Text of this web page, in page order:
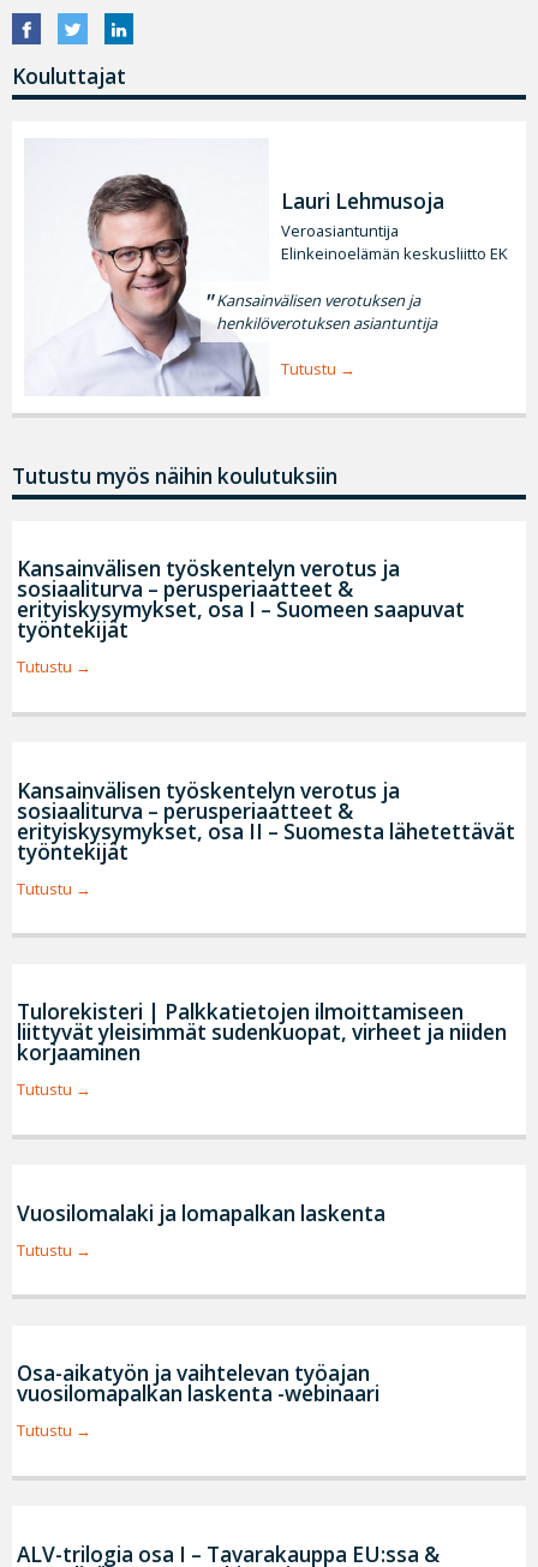
Kouluttajat
Lauri Lehmusoja
Veroasiantuntija
Elinkeinoelämän keskusliitto EK
Kansainvälisen verotuksen ja
henkilöverotuksen asiantuntija
Tutustu
Tutustu myös näihin koulutuksiin
Kansainvälisen työskentelyn verotus ja
sosiaaliturva – perusperiaatteet &
erityiskysymykset, osa I – Suomeen saapuvat
työntekijät
Tutustu
Kansainvälisen työskentelyn verotus ja
sosiaaliturva – perusperiaatteet &
erityiskysymykset, osa II – Suomesta lähetettävät
työntekijät
Tutustu
Tulorekisteri | Palkkatietojen ilmoittamiseen
liittyvät yleisimmät sudenkuopat, virheet ja niiden
korjaaminen
Tutustu
Vuosilomalaki ja lomapalkan laskenta
Tutustu
Osa-aikatyön ja vaihtelevan työajan
vuosilomapalkan laskenta -webinaari
Tutustu
ALV-trilogia osa I – Tavarakauppa EU:ssa &